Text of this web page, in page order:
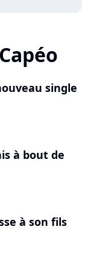
single
à bout de
à son fils